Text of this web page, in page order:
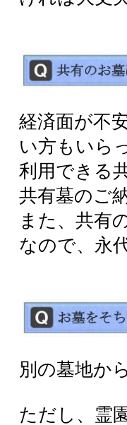
経済面が不
い方もいら
利用できる
共有墓のご
また、共有
なので、永
別の墓地か
ただし、霊